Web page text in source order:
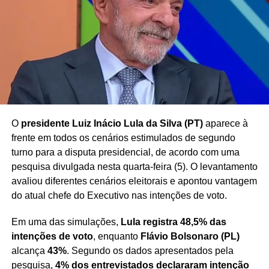
de déspotas.
Proibir o pai de falar
com o próprio filho é o
maior símbolo do ódio
que tomou conta de…
pic.twitter.com/sQTWo
MpoPm
— Flavio Bolsonaro (@FlavioBolsonaro)July 18, 2025
Redação Saiba+
possibilidade de penhora de parte da remuneração de
agentes públicos para quitação de dívidas
, tema
frequentemente debatido no âmbito do Poder Judiciário.
O presidente Luiz Inácio Lula da Silva (PT)aparece à
frente em todos os cenários estimulados de segundo
turno para a disputa presidencial, de acordo com uma
pesquisa divulgada nesta quarta-feira (5). O levantamento
avaliou diferentes cenários eleitorais e apontou vantagem
do atual chefe do Executivo nas intenções de voto.
Em uma das simulações, Lula registra 48,5% das
intenções de voto, enquanto Flávio Bolsonaro (PL)
alcança 43%. Segundo os dados apresentados pela
pesquisa, 4% dos entrevistados declararam intenção